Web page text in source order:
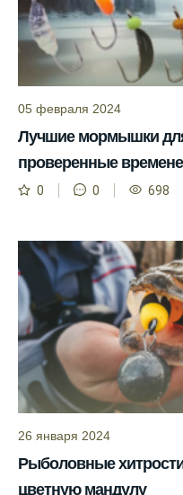
места для
Прогноз клева
фаз и погодных
рыбы.
Узнайте
ближайшие дни
График клева
погоды.
ловли в
прогноз клева.
Зависимость
температуры
клева.
Лучше всего
представление
05 февраля 2024
Лучшие мормышки
проверенные
0 0 698
26 января 2024
Рыболовные
цветную мандулу